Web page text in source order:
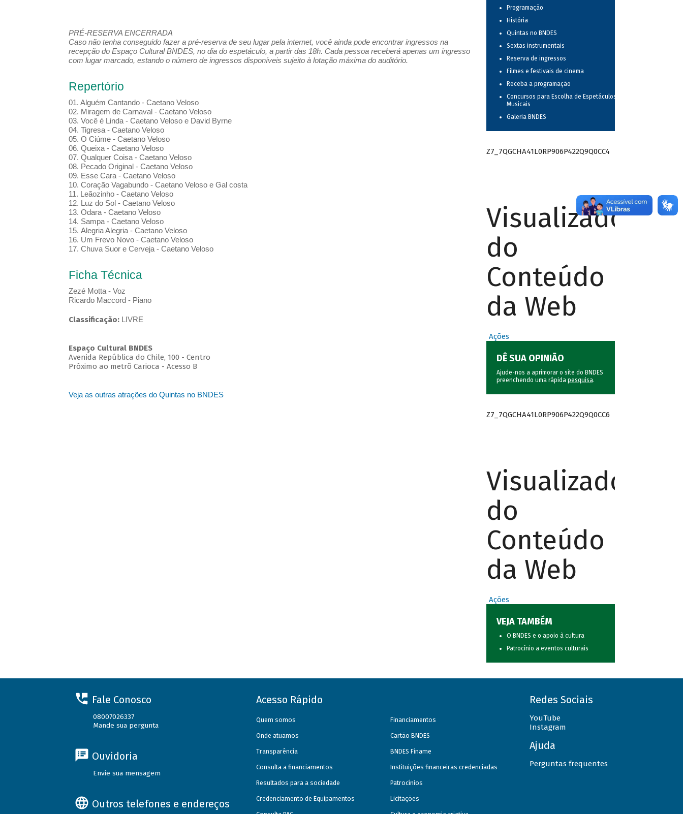
PRÉ-RESERVA ENCERRADA
Caso não tenha conseguido fazer a pré-reserva de seu lugar pela internet, você ainda pode encontrar ingressos na
recepção do Espaço Cultural BNDES, no dia do espetáculo, a partir das 18h. Cada pessoa receberá apenas um ingresso
com lugar marcado, estando o número de ingressos disponíveis sujeito à lotação máxima do auditório.
Repertório
01. Alguém Cantando - Caetano Veloso
02. Miragem de Carnaval - Caetano Veloso
03. Você é Linda - Caetano Veloso e David Byrne
04. Tigresa - Caetano Veloso
05. O Ciúme - Caetano Veloso
06. Queixa - Caetano Veloso
07. Qualquer Coisa - Caetano Veloso
08. Pecado Original - Caetano Veloso
09. Esse Cara - Caetano Veloso
10. Coração Vagabundo - Caetano Veloso e Gal costa
11. Leãozinho - Caetano Veloso
12. Luz do Sol - Caetano Veloso
13. Odara - Caetano Veloso
14. Sampa - Caetano Veloso
15. Alegria Alegria - Caetano Veloso
16. Um Frevo Novo - Caetano Veloso
17. Chuva Suor e Cerveja - Caetano Veloso
Ficha Técnica
Zezé Motta - Voz
Ricardo Maccord - Piano
Classificação: LIVRE
Espaço Cultural BNDES
Avenida República do Chile, 100 - Centro
Próximo ao metrô Carioca - Acesso B
Veja as outras atrações do Quintas no BNDES
Programação
História
Quintas no BNDES
Sextas instrumentais
Reserva de ingressos
Filmes e festivais de cinema
Receba a programação
Concursos para Escolha de Espetáculos
Musicais
Galeria BNDES
Z7_7QGCHA41L0RP906P422Q9Q0CC4
Visualizador
do
Conteúdo
da Web
Ações
DÊ SUA OPINIÃO
Ajude-nos a aprimorar o site do BNDES
preenchendo uma rápida pesquisa.
Z7_7QGCHA41L0RP906P422Q9Q0CC6
Visualizador
do
Conteúdo
da Web
Ações
VEJA TAMBÉM
O BNDES e o apoio à cultura
Patrocínio a eventos culturais
Fale Conosco
08007026337
Mande sua pergunta
Ouvidoria
Envie sua mensagem
Outros telefones e endereços
Acesso Rápido
Quem somos
Onde atuamos
Transparência
Consulta a financiamentos
Resultados para a sociedade
Credenciamento de Equipamentos
Financiamentos
Cartão BNDES
BNDES Finame
Instituições financeiras credenciadas
Patrocínios
Licitações
Redes Sociais
YouTube
Instagram
Ajuda
Perguntas frequentes